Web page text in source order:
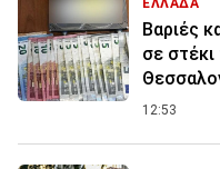
ΕΛΛΑΔΑ
Βαριές
σε
12:53